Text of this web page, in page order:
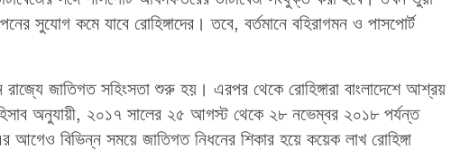
সুযোগ কমে যাবে রোহিঙ্গাদের। তবে, বর্তমানে বহিরাগমন ও পাসপোর্ট
জাতিগত সহিংসতা শুরু হয়। এরপর থেকে রোহিঙ্গারা বাংলাদেশে আশ্রয়
অনুযায়ী, ২০১৭ সালের ২৫ আগস্ট থেকে ২৮ নভেম্বর ২০১৮ পর্যন্ত
বিভিন্ন সময়ে জাতিগত নিধনের শিকার হয়ে কয়েক লাখ রোহিঙ্গা